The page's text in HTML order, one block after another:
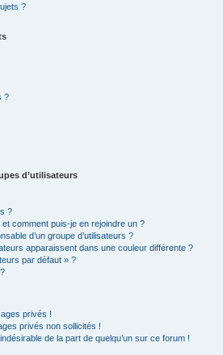
?
?
d’utilisateurs
?
comment puis-je en rejoindre un ?
d’un groupe d’utilisateurs ?
apparaissent dans une couleur différente ?
par défaut » ?
privés !
privés non sollicités !
de la part de quelqu’un sur ce forum !